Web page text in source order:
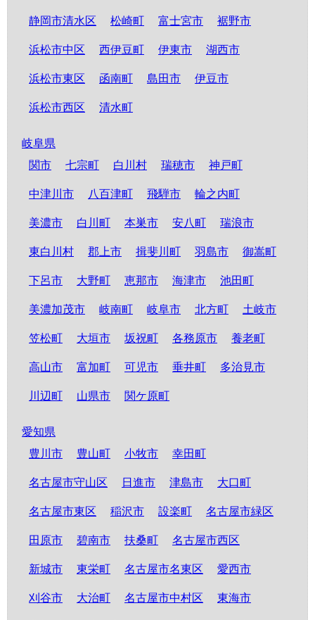
静岡市清水区 松崎町 富士宮市 裾野市
浜松市中区 西伊豆町 伊東市 湖西市
浜松市東区 函南町 島田市 伊豆市
浜松市西区 清水町
岐阜県
関市
七宗町 白川村 瑞穂市 神戸町
中津川市 八百津町 飛騨市 輪之内町
美濃市 白川町 本巣市 安八町 瑞浪市
東白川村 郡上市 揖斐川町 羽島市 御嵩町
下呂市 大野町 恵那市 海津市 池田町
美濃加茂市 岐南町 岐阜市 北方町 土岐市
笠松町 大垣市 坂祝町 各務原市 養老町
高山市 富加町 可児市 垂井町 多治見市
川辺町 山県市 関ケ原町
愛知県
豊川市
豊山町 小牧市 幸田町
名古屋市守山区 日進市 津島市 大口町
名古屋市東区 稲沢市 設楽町 名古屋市緑区
田原市 碧南市 扶桑町 名古屋市西区
新城市 東栄町 名古屋市名東区 愛西市
刈谷市 大治町 名古屋市中村区 東海市